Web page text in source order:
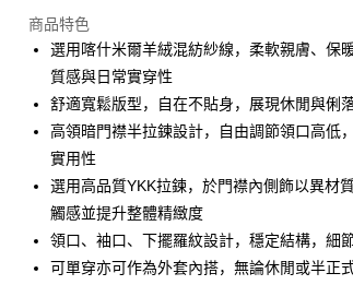
3期 0利率，每期 NT$585
合作金库商业银行
华南商业银行
彰化商业银行
国泰世华商业银行
兆丰国际商业
台湾中小企业银行
汇丰（台湾）商业银行
华泰商业银行
联邦商业银行
元大商业银行
永丰商业银行
台新国际商业银行
中国信托商
6期 0利率，每期NT$292
合作金库商业银行
第一商业银行
华南商业银行
彰化商业银行
上海商业储蓄银行
台湾中小企业银行
台中商业银行
汇丰（台湾）商业银行
联邦商业银行
远东国际商
元大商业银行
永丰商业银行
LINE Pay
Apple Pay
街口支付
悠遊付
Google Pay
商品特色
選用喀什米爾羊絨混紡紗線，柔軟親膚、保
質感與日常實穿性
舒適寬鬆版型，自在不貼身，展現休閒與俐
高領暗門襟半拉鍊設計，自由調節領口高低
實用性
選用高品質YKK拉鍊，於門襟內側飾以異材
觸感並提升整體精緻度
領口、袖口、下擺羅紋設計，穩定結構，細
可單穿亦可作為外套內搭，無論休閒或半正